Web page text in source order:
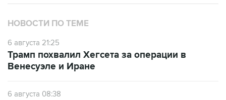
НОВОСТИ ПО ТЕМЕ
6 августа 21:25
Трамп похвалил Хегсета за операции в
Венесуэле и Иране
6 августа 08:38